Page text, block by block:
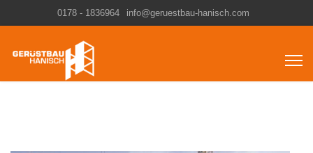
0178 - 1836964 info@geruestbau-hanisch.com